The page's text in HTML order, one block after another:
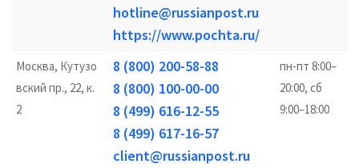
hotline@russianpost.ru
https://www.pochta.ru/
Москва, Кутузо
вский пр., 22, к.
2
8 (800) 200-58-88
8 (800) 100-00-00
8 (499) 616-12-55
8 (499) 617-16-57
client@russianpost.ru
пн-пт 8:00–
20:00, сб
9:00–18:00